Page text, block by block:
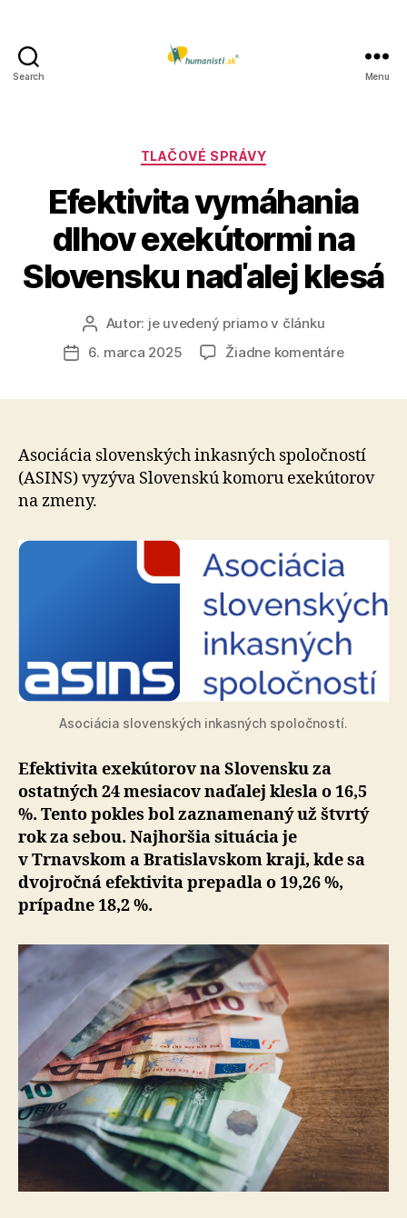
Search Menu
Kategórie
TLAČOVÉ SPRÁVY
Efektivita vymáhania
dlhov exekútormi na
Slovensku naďalej klesá
Autor
článku
Autor: je uvedený priamo v článku
Dátum
6. marca 2025 Žiadne komentárena
na
Asociácia slovenských inkasných spoločností
(ASINS) vyzýva Slovenskú komoru exekútorov
na zmeny.
Asociácia slovenských inkasných spoločností.
Efektivita exekútorov na Slovensku za
ostatných 24 mesiacov naďalej klesla o 16,5
%. Tento pokles bol za­zna­menaný už štvrtý
rok za sebou. Najhoršia situácia je
v Trnavskom a Bratislavskom kraji, kde sa
dvoj­roč­ná efektivita prepadla o 19,26 %,
prípadne 18,2 %.